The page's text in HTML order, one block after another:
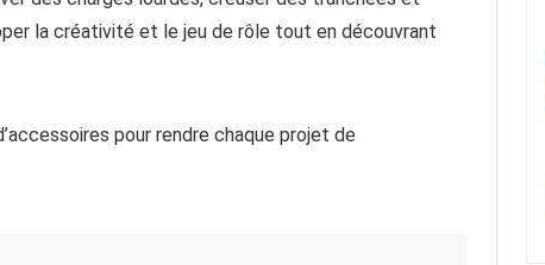
la créativité et le jeu de rôle tout en découvrant
pour rendre chaque projet de